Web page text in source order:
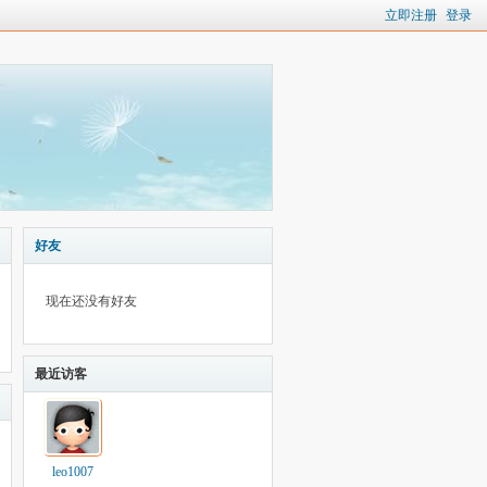
立即注册 登录
好友
现在还没有好友
最近访客
leo1007